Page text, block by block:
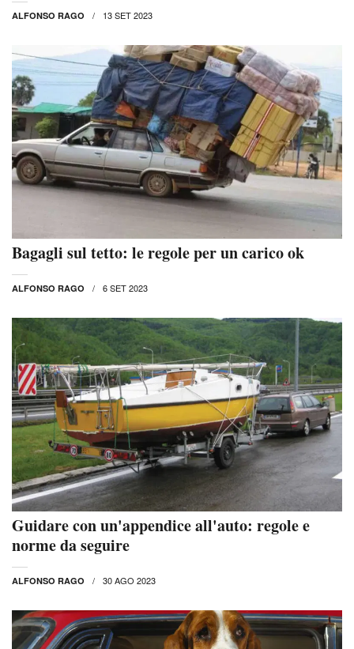
ALFONSO RAGO 13 SET 2023
Bagagli sul tetto: le regole per un carico ok
ALFONSO RAGO 6 SET 2023
Guidare con un'appendice all'auto: regole e
norme da seguire
ALFONSO RAGO 30 AGO 2023